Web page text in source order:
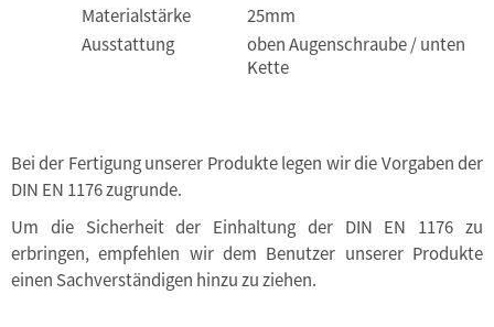
Materialstärke
25mm
Ausstattung
oben Augenschraube / unten
Kette
Bei der Fertigung unserer Produkte legen wir die Vorgaben der
DIN EN 1176 zugrunde.
Um die Sicherheit der Einhaltung der DIN EN 1176 zu
erbringen, empfehlen wir dem Benutzer unserer Produkte
einen Sachverständigen hinzu zu ziehen.